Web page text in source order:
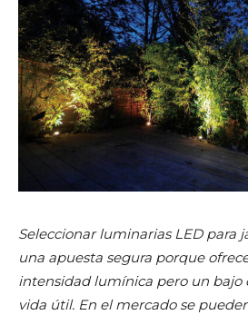
Seleccionar luminarias LED para
una apuesta segura porque
intensidad lumínica pero un bajo
vida útil. En el mercado se